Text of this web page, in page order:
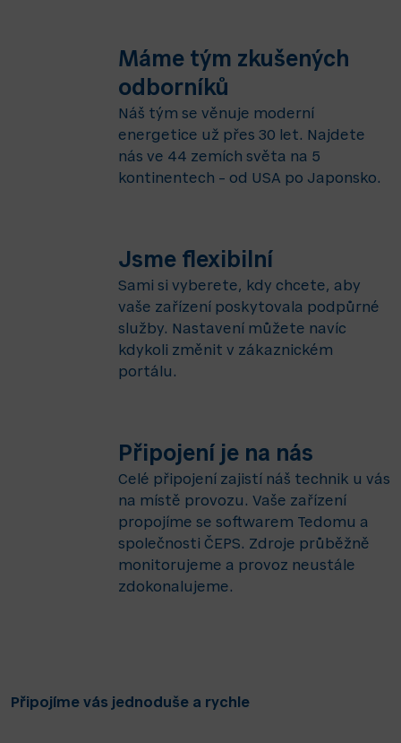
Máme tým zkušených
odborníků
Náš tým se věnuje moderní
energetice už přes 30 let. Najdete
nás ve 44 zemích světa na 5
kontinentech – od USA po Japonsko.
Jsme flexibilní
Sami si vyberete, kdy chcete, aby
vaše zařízení poskytovala podpůrné
služby. Nastavení můžete navíc
kdykoli změnit v zákaznickém
portálu.
Připojení je na nás
Celé připojení zajistí náš technik u vás
na místě provozu. Vaše zařízení
propojíme se softwarem Tedomu a
společnosti ČEPS. Zdroje průběžně
monitorujeme a provoz neustále
zdokonalujeme.
Připojíme vás jednoduše a rychle